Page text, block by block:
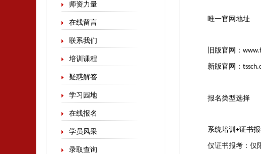
师资力量
在线留言
联系我们
培训课程
疑惑解答
学习园地
在线报名
学员风采
录取查询
唯一官网地址
旧版官网 ‌：
新版官网 ‌：
报名类型选择
系统培训 +证书
仅证书报考 ：仅